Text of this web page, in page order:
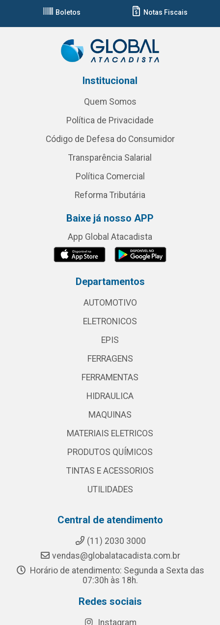
Boletos Notas Fiscais
Institucional
Quem Somos
Política de Privacidade
Código de Defesa do Consumidor
Transparência Salarial
Política Comercial
Reforma Tributária
Baixe já nosso APP
App Global Atacadista
Departamentos
AUTOMOTIVO
ELETRONICOS
EPIS
FERRAGENS
FERRAMENTAS
HIDRAULICA
MAQUINAS
MATERIAIS ELETRICOS
PRODUTOS QUÍMICOS
TINTAS E ACESSORIOS
UTILIDADES
Central de atendimento
(11) 2030 3000
vendas@globalatacadista.com.br
Horário de atendimento: Segunda a Sexta das
07:30h às 18h.
Redes sociais
Instagram